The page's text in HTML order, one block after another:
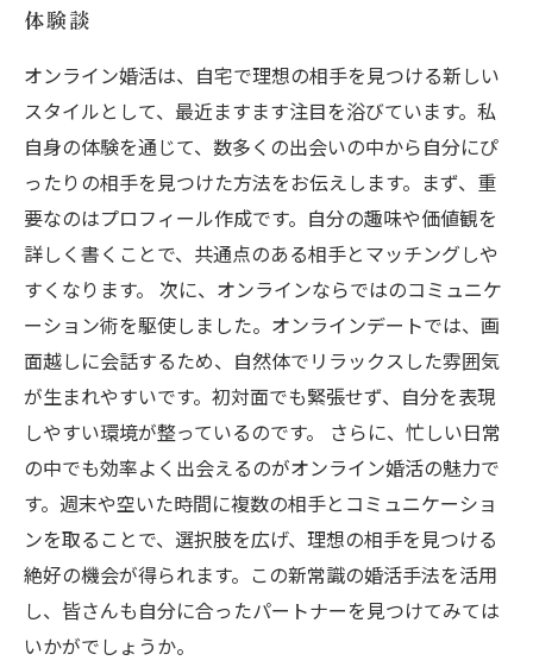
体験談
オンライン婚活は、自宅で理想の相手を見つける新しい
スタイルとして、最近ますます注目を浴びています。私
自身の体験を通じて、数多くの出会いの中から自分にぴ
ったりの相手を見つけた方法をお伝えします。まず、重
要なのはプロフィール作成です。自分の趣味や価値観を
詳しく書くことで、共通点のある相手とマッチングしや
すくなります。 次に、オンラインならではのコミュニケ
ーション術を駆使しました。オンラインデートでは、画
面越しに会話するため、自然体でリラックスした雰囲気
が生まれやすいです。初対面でも緊張せず、自分を表現
しやすい環境が整っているのです。 さらに、忙しい日常
の中でも効率よく出会えるのがオンライン婚活の魅力で
す。週末や空いた時間に複数の相手とコミュニケーショ
ンを取ることで、選択肢を広げ、理想の相手を見つける
絶好の機会が得られます。この新常識の婚活手法を活用
し、皆さんも自分に合ったパートナーを見つけてみては
いかがでしょうか。